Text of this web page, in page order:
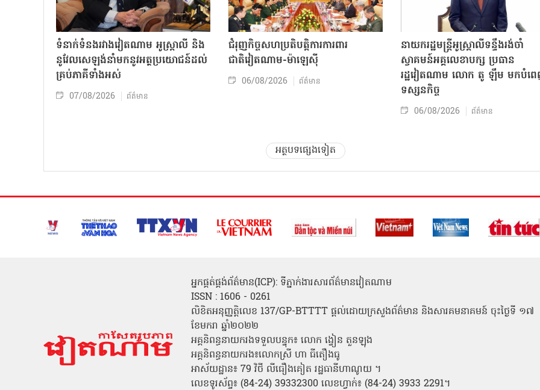
ទំនាក់ទំនងរវាងវៀតណាម អូស្ត្រាលី និង
នូវែលសេឡង់នាំមកនូវអត្ថប្រយោជន៍ដល់
គ្រប់ភាគីទាំងអស់
07/08/2026 ព័ត៌មាន
ជំរុញកិច្ចសហប្រតិបត្តិការការពារ
ជាតិវៀតណាម-ម៉ាឡេស៊ី
06/08/2026 ព័ត៌មាន
នាយករដ្ឋមន្ត្រីអូស្ត្រាលីទន្ទឹងរង់ចាំ
ស្វាគមន៍អគ្គលេខាបក្ស ប្រធាន
រដ្ឋវៀតណាម លោក តូ ឡឹម មកបំព
ទស្សនកិច្ច
06/08/2026 ព័ត៌មាន
អត្ថបទផ្សេងទៀត
អ្នកផ្គត់ផ្គង់ព័ត៌មាន(ICP): ទីភ្នាក់ងារសារព័ត៌មានវៀតណាម
ISSN : 1606 - 0261
លិខិតអនុញ្ញត្តិលេខ 137/GP-BTTTT ផ្តល់ដោយក្រសួងព័ត៌មាន និងសារគមនាគមន៍ ចុះថ្ងៃទី ១៧
ខែមករា ឆ្នាំ២០២២
អគ្គនិពន្ធនាយករងទទួលបន្ទុក៖ លោក ង្វៀន តួនឡុង
អគ្គនិពន្ធនាយករង៖លោកស្រី ហា ធីតឿងធូ
អាស័យដ្ឋាន៖ 79 វិថី លីធឿងគៀត រដ្ឋធានីហាណូយ ។
លេខទូរស័ព្ទ៖ (84-24) 39332300 លេខហ្វាក់៖ (84-24) 3933 2291។